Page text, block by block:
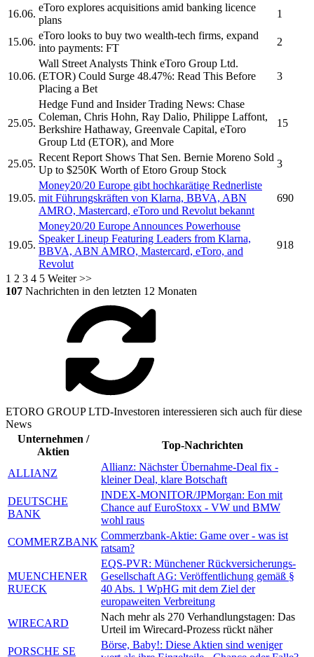
16.06.
eToro explores acquisitions amid banking licence
plans
1
15.06.
eToro looks to buy two wealth-tech firms, expand
into payments: FT
2
10.06.
Wall Street Analysts Think eToro Group Ltd.
(ETOR) Could Surge 48.47%: Read This Before
Placing a Bet
3
25.05.
Hedge Fund and Insider Trading News: Chase
Coleman, Chris Hohn, Ray Dalio, Philippe Laffont,
Berkshire Hathaway, Greenvale Capital, eToro
Group Ltd (ETOR), and More
15
25.05.
Recent Report Shows That Sen. Bernie Moreno Sold
Up to $250K Worth ofEtoro Group Stock
3
19.05.
Money20/20 Europe gibt hochkarätige Rednerliste
mit Führungskräften von Klarna, BBVA, ABN
AMRO, Mastercard, eToro und Revolut bekannt
690
19.05.
Money20/20 Europe Announces Powerhouse
Speaker Lineup Featuring Leaders from Klarna,
BBVA, ABN AMRO, Mastercard, eToro, and
Revolut
918
1 2 3 4 5 Weiter >>
107 Nachrichten in den letzten 12 Monaten
ETORO GROUP LTD-Investoren interessieren sich auch für diese
News
Unternehmen /
Aktien
Top-Nachrichten
ALLIANZ
Allianz: Nächster Übernahme-Deal fix -
kleiner Deal, klare Botschaft
DEUTSCHE
BANK
INDEX-MONITOR/JPMorgan: Eon mit
Chance auf EuroStoxx - VW und BMW
wohl raus
COMMERZBANK
Commerzbank-Aktie: Game over - was ist
ratsam?
MUENCHENER
RUECK
EQS-PVR: Münchener Rückversicherungs-
Gesellschaft AG: Veröffentlichung gemäß §
40 Abs. 1 WpHG mit dem Ziel der
europaweiten Verbreitung
WIRECARD
Nach mehr als 270 Verhandlungstagen: Das
Urteil im Wirecard-Prozess rückt näher
PORSCHE SE
Börse, Baby!: Diese Aktien sind weniger